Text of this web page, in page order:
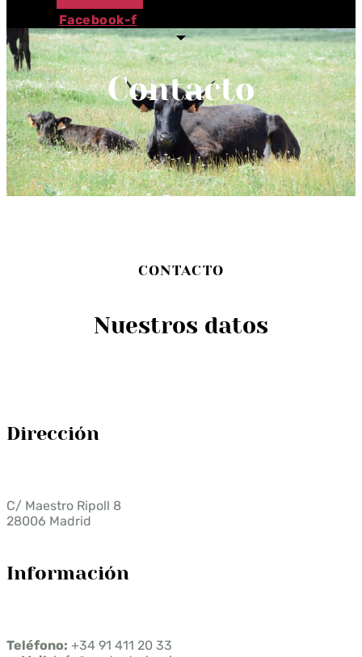
Facebook-f
Contacto
CONTACTO
Nuestros datos
Dirección
C/ Maestro Ripoll 8
28006 Madrid
Información
Teléfono: +34 91 411 20 33